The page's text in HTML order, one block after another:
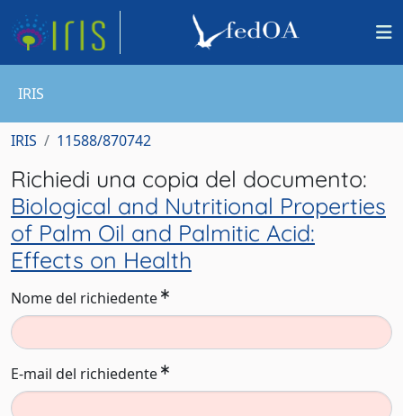
IRIS
IRIS 11588/870742
Richiedi una copia del documento:
Biological and Nutritional Properties
of Palm Oil and Palmitic Acid:
Effects on Health
Nome del richiedente
E-mail del richiedente